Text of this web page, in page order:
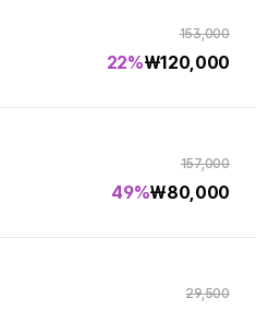
153,000
₩120,000
22%
157,000
₩80,000
49%
29,500